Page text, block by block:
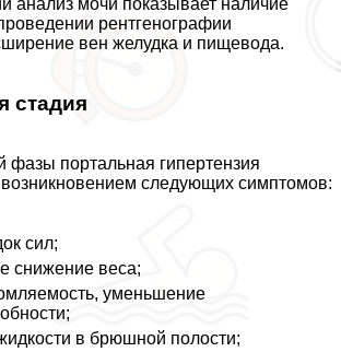
анализ мочи показывает наличие
рентгенографии
вен желудка и пищевода.
стадия
фазы портальная гипертензия
возникновением следующих симптомов:
сил;
снижение веса;
уменьшение
в брюшной полости;